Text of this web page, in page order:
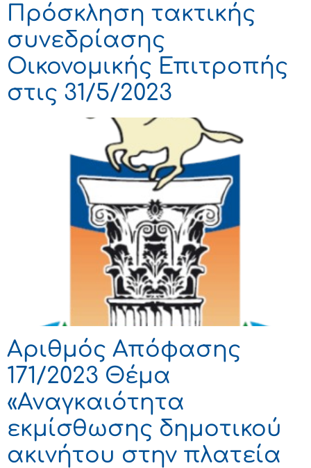
Πρόσκληση τακτικής
συνεδρίασης
Οικονομικής Επιτροπής
στις 31/5/2023
Αριθμός Απόφασης
171/2023 Θέμα
«Αναγκαιότητα
εκμίσθωσης δημοτικού
ακινήτου στην πλατεία